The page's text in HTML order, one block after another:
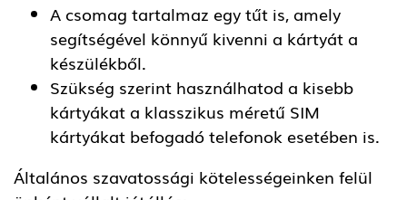
A csomag tartalmaz egy tűt is, amely
segítségével könnyű kivenni a kártyát a
készülékből.
Szükség szerint használhatod a kisebb
kártyákat a klasszikus méretű SIM
kártyákat befogadó telefonok esetében is.
Általános szavatossági kötelességeinken felül